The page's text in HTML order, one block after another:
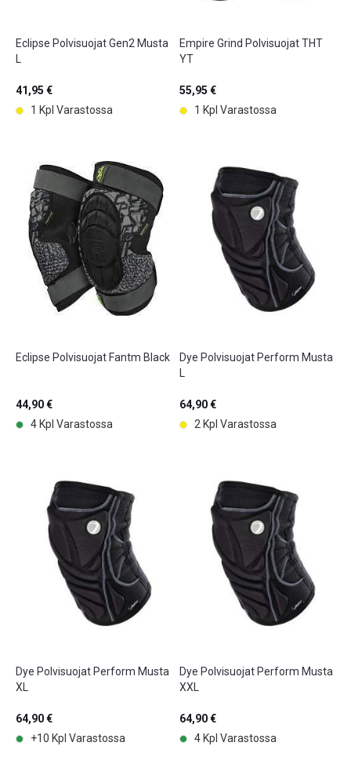
Eclipse Polvisuojat Gen2 Musta
41,95 €
1 Kpl Varastossa
Empire Grind Polvisuojat THT
YT
55,95 €
1 Kpl Varastossa
Eclipse Polvisuojat Fantm Black
44,90 €
4 Kpl Varastossa
Dye Polvisuojat Perform Musta
64,90 €
2 Kpl Varastossa
Dye Polvisuojat Perform Musta
XL
64,90 €
+10 Kpl Varastossa
Dye Polvisuojat Perform Musta
XXL
64,90 €
4 Kpl Varastossa